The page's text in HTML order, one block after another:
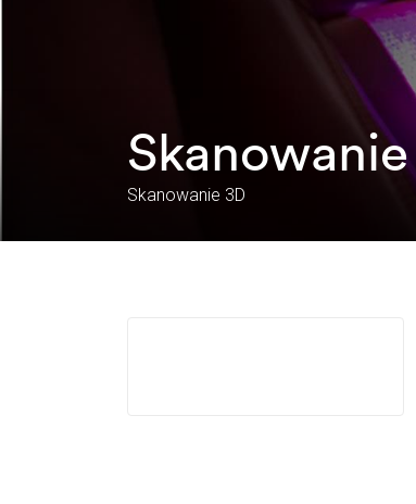
Skanowanie
Skanowanie 3D